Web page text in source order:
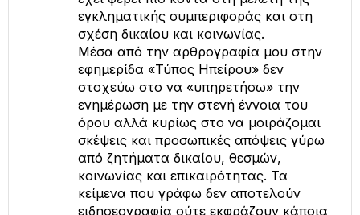
εγκληματικής συμπεριφοράς και στη
σχέση δικαίου και κοινωνίας.
Μέσα από την αρθρογραφία μου στην
εφημερίδα «Τύπος Ηπείρου» δεν
στοχεύω στο να «υπηρετήσω» την
ενημέρωση με την στενή έννοια του
όρου αλλά κυρίως στο να μοιράζομαι
σκέψεις και προσωπικές απόψεις γύρω
από ζητήματα δικαίου, θεσμών,
κοινωνίας και επικαιρότητας. Τα
κείμενα που γράφω δεν αποτελούν
ειδησεογραφία ούτε εκφράζουν κάποια